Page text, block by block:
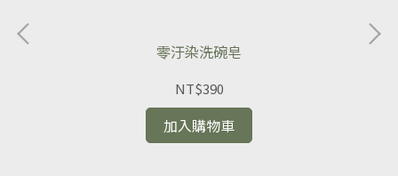
零汙染洗碗皂
NT$390
加入購物車